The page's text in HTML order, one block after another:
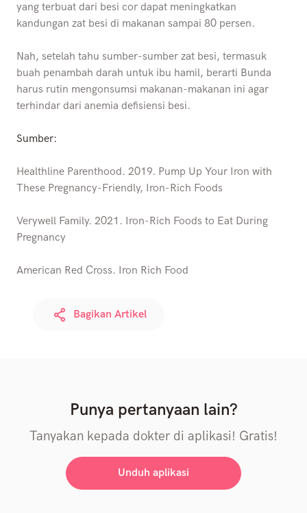
yang terbuat dari besi cor dapat meningkatkan
kandungan zat besi di makanan sampai 80 persen.
Nah, setelah tahu sumber-sumber zat besi, termasuk
buah penambah darah untuk ibu hamil, berarti Bunda
harus rutin mengonsumsi makanan-makanan ini agar
terhindar dari anemia defisiensi besi.
Sumber:
Healthline Parenthood. 2019. Pump Up Your Iron with
These Pregnancy-Friendly, Iron-Rich Foods
Verywell Family. 2021. Iron-Rich Foods to Eat During
Pregnancy
American Red Cross. Iron Rich Food
Bagikan Artikel
Punya pertanyaan lain?
Tanyakan kepada dokter di aplikasi! Gratis!
Unduh aplikasi